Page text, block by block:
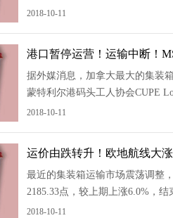
体公布的测算结果，特朗普已经
2018-10-11
港口暂停运营！运输中断！
据外媒消息，加拿大最大的集装
蒙特利尔港码头工人协会CUPE
日早上6:59，届时蒙特利尔港整
2018-10-11
运价由跌转升！欧地航线大
最近的集装箱运输市场震荡调整
2185.33点，较上期上涨6.0%，
涨幅度更是超过了10%。图源：
2018-10-11